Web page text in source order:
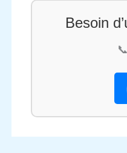
Besoin
📞